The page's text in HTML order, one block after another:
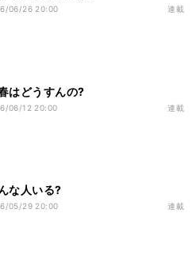
06/26 20:00 連載
はどうすんの?
06/12 20:00 連載
な人いる?
05/29 20:00 連載